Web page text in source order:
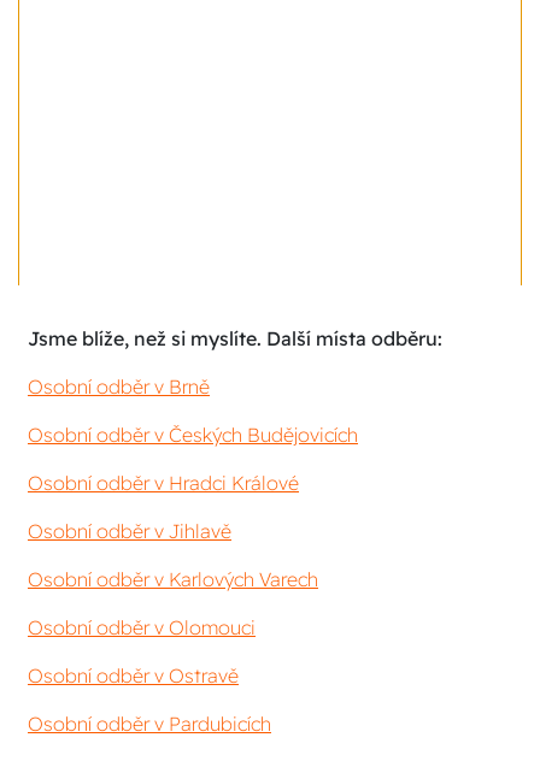
Jsme blíže, než si myslíte. Další místa odběru:
Osobní odběr v Brně
Osobní odběr v Českých Budějovicích
Osobní odběr v Hradci Králové
Osobní odběr v Jihlavě
Osobní odběr v Karlových Varech
Osobní odběr v Olomouci
Osobní odběr v Ostravě
Osobní odběr v Pardubicích